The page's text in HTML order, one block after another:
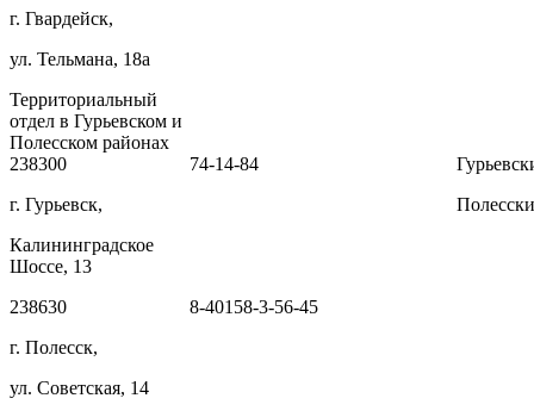
г. Гвардейск,
ул. Тельмана, 18а
Территориальный
отдел в Гурьевском и
Полесском районах
238300
г. Гурьевск,
Калининградское
Шоссе, 13
74-14-84
238630
г. Полесск,
ул. Советская, 14
8-40158-3-56-45